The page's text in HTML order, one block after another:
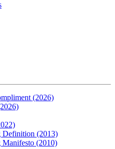
(2026)
Definition (2013)
Manifesto (2010)